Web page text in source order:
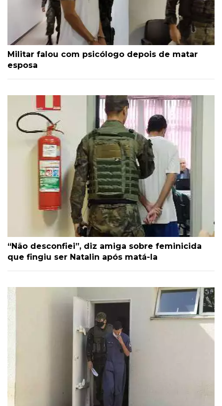
Militar falou com psicólogo depois de matar
esposa
“Não desconfiei”, diz amiga sobre feminicida
que fingiu ser Natalin após matá-la